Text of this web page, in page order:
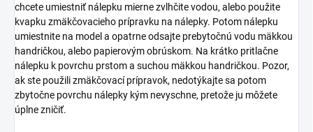
chcete umiestniť nálepku mierne zvlhčite vodou, alebo použite
kvapku zmäkčovacieho prípravku na nálepky. Potom nálepku
umiestnite na model a opatrne odsajte prebytočnú vodu mäkkou
handričkou, alebo papierovým obrúskom. Na krátko pritlačne
nálepku k povrchu prstom a suchou mäkkou handričkou. Pozor,
ak ste použili zmäkčovací prípravok, nedotýkajte sa potom
zbytočne povrchu nálepky kým nevyschne, pretože ju môžete
úplne zničiť.